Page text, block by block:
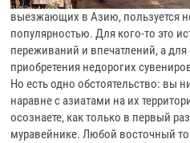
выезжающих в Азию, пользуется
популярностью. Для кого-то это
переживаний и впечатлений, а
приобретения недорогих
Но есть одно обстоятельство: вы
наравне с азиатами на их
осознаете, как только в первый
муравейнике. Любой восточный